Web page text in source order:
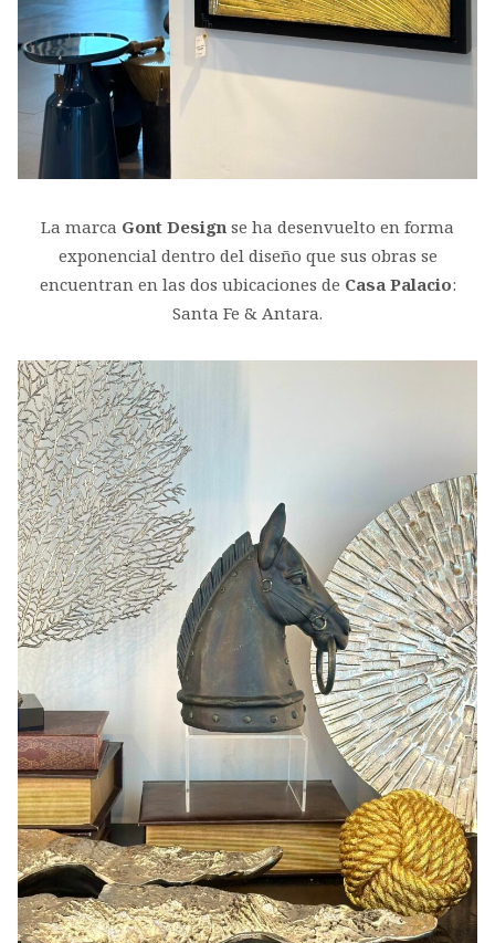
La marca Gont Design se ha desenvuelto en forma
exponencial dentro del diseño que sus obras se
encuentran en las dos ubicaciones de Casa Palacio:
Santa Fe & Antara.